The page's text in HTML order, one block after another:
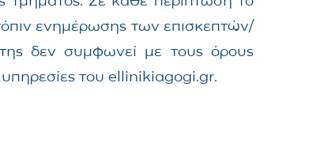
ενημέρωσης των επισκεπτών/
δεν συμφωνεί με τους όρους
του ellinikiagogi.gr.